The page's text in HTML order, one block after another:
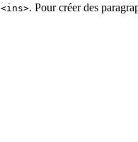
<ins>. Pour créer des